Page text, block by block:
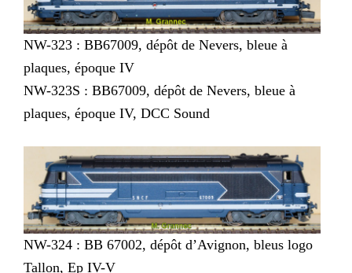
NW-323 : BB67009, dépôt de Nevers, bleue à
plaques, époque IV
NW-323S : BB67009, dépôt de Nevers, bleue à
plaques, époque IV, DCC Sound
NW-324 : BB 67002, dépôt d’Avignon, bleus logo
Tallon, Ep IV-V